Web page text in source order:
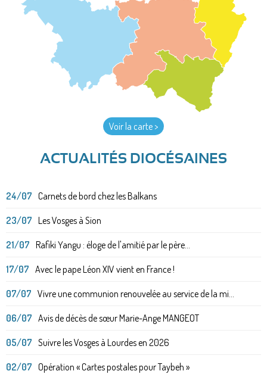
Voir la carte >
ACTUALITÉS DIOCÉSAINES
24/07 Carnets de bord chez les Balkans
23/07 Les Vosges à Sion
21/07 Rafiki Yangu : éloge de l'amitié par le père...
17/07 Avec le pape Léon XIV vient en France !
07/07 Vivre une communion renouvelée au service de la mi...
06/07 Avis de décès de sœur Marie-Ange MANGEOT
05/07 Suivre les Vosges à Lourdes en 2026
02/07 Opération « Cartes postales pour Taybeh »